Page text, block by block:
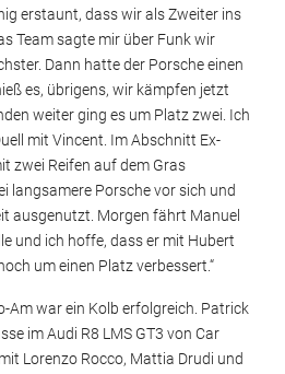
erstaunt, dass wir als Zweiter ins
Team sagte mir über Funk wir
Dann hatte der Porsche einen
es, übrigens, wir kämpfen jetzt
weiter ging es um Platz zwei. Ich
mit Vincent. Im Abschnitt Ex-
zwei Reifen auf dem Gras
langsamere Porsche vor sich und
ausgenutzt. Morgen fährt Manuel
und ich hoffe, dass er mit Hubert
um einen Platz verbessert.“
Am war ein Kolb erfolgreich. Patrick
im Audi R8 LMS GT3 von Car
Lorenzo Rocco, Mattia Drudi und